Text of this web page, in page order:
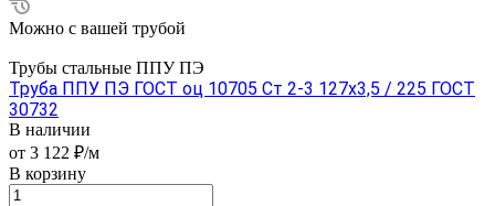
Можно с вашей трубой
Трубы стальные ППУ ПЭ
Труба ППУ ПЭ ГОСТ оц 10705 Ст 2-3 127x3,5 / 225 ГОСТ
30732
В наличии
от 3 122 ₽/м
В корзину